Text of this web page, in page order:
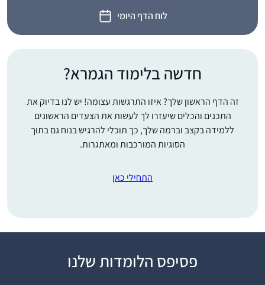
לוח הדף היומי
חדשה בלימוד הגמרא?
זה הדף הראשון שלך? איזו התרגשות עצומה! יש לנו בדיוק את
התכנים והכלים שיעזרו לך לעשות את הצעדים הראשונים
ללמידה בקצב וברמה שלך, כך תוכלי להרגיש בנוח גם בתוך
הסוגיות המורכבות ומאתגרות.
התחילי כאן
פסיפס הלומדות שלנו
התחלתי ללמוד את הדף